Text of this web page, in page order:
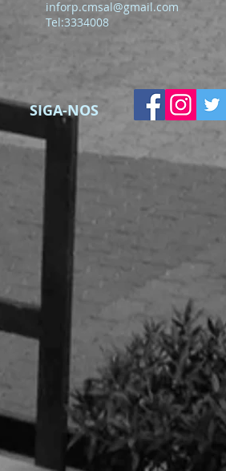
inforp.cmsal@gmail.com
Tel:3334008
SIGA-NOS